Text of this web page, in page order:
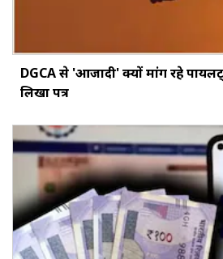
DGCA से 'आजादी' क्यों मांग रहे
लिखा पत्र